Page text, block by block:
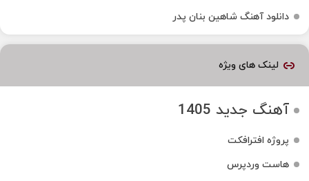
دانلود آهنگ شاهین بنان پدر
لینک های ویژه
آهنگ جدید 1405
پروژه افترافکت
هاست وردپرس